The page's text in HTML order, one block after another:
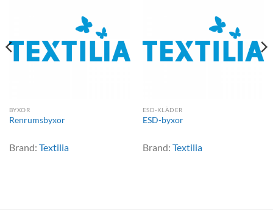
BYXOR
Renrumsbyxor
Brand: Textilia
ESD-KLÄDER
ESD-byxor
Brand: Textilia